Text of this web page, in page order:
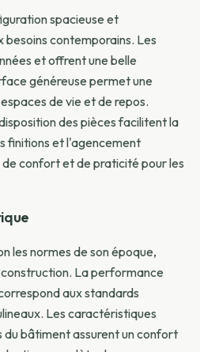
spacieuse et
contemporains. Les
et offrent une belle
généreuse permet une
de vie et de repos.
des pièces facilitent la
finitions et l'agencement
confort et de praticité pour les
les normes de son époque,
La performance
aux standards
Les caractéristiques
bâtiment assurent un confort